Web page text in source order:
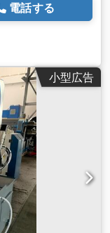
電話する
小型広告